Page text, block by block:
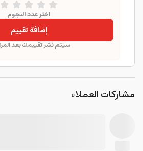
اختر عدد النجوم
إضافة تقييم
سيتم نشر تقييمك بعد
مشاركات العملاء